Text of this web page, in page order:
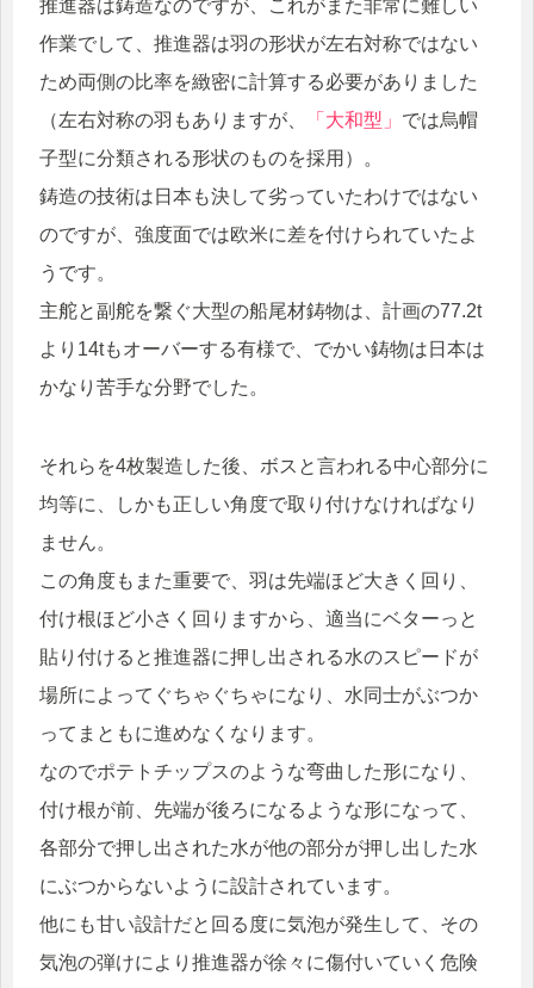
推進器は鋳造なのですが、これがまた非常に難しい
作業でして、推進器は羽の形状が左右対称ではない
ため両側の比率を緻密に計算する必要がありました
（左右対称の羽もありますが、
「大和型」 では烏帽
子型に分類される形状のものを採用）。
鋳造の技術は日本も決して劣っていたわけではない
のですが、強度面では欧米に差を付けられていたよ
うです。
主舵と副舵を繋ぐ大型の船尾材鋳物は、計画の77.2t
より14tもオーバーする有様で、でかい鋳物は日本は
かなり苦手な分野でした。
それらを4枚製造した後、ボスと言われる中心部分に
均等に、しかも正しい角度で取り付けなければなり
ません。
この角度もまた重要で、羽は先端ほど大きく回り、
付け根ほど小さく回りますから、適当にベターっと
貼り付けると推進器に押し出される水のスピードが
場所によってぐちゃぐちゃになり、水同士がぶつか
ってまともに進めなくなります。
なのでポテトチップスのような弯曲した形になり、
付け根が前、先端が後ろになるような形になって、
各部分で押し出された水が他の部分が押し出した水
にぶつからないように設計されています。
他にも甘い設計だと回る度に気泡が発生して、その
気泡の弾けにより推進器が徐々に傷付いていく危険